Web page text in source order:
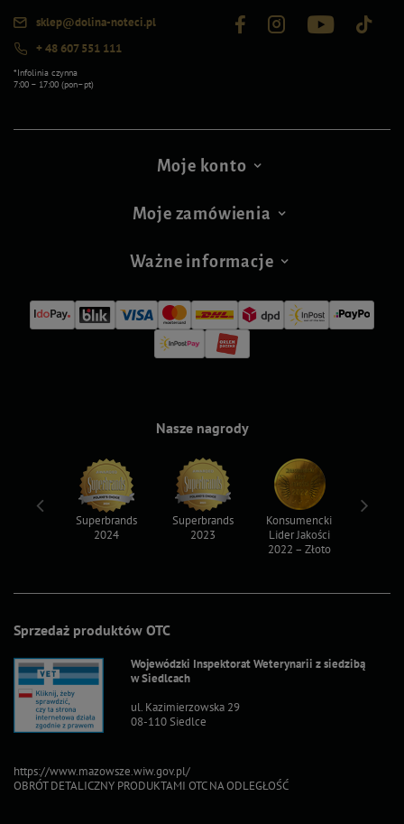
sklep@dolina-noteci.pl
+ 48 607 551 111
*Infolinia czynna
7:00 – 17:00 (pon–pt)
Moje konto
Moje zamówienia
Ważne informacje
Sprzedaż produktów OTC
Wojewódzki Inspektorat Weterynarii z siedzibą
w Siedlcach
ul. Kazimierzowska 29
08-110 Siedlce
https://www.mazowsze.wiw.gov.pl/
OBRÓT DETALICZNY PRODUKTAMI OTC NA ODLEGŁOŚĆ
Nasze nagrody
Superbrands
2024
Superbrands
2023
Konsumencki
Lider Jakości
2022 – Złoto